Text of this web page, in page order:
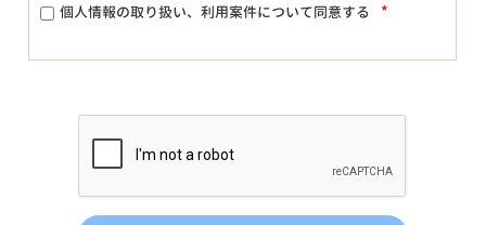
個人情報の取り扱い、利用案件について同意する *